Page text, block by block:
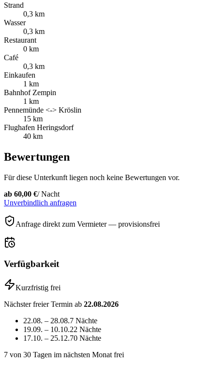
Strand
0,3 km
Wasser
0,3 km
Restaurant
0 km
Café
0,3 km
Einkaufen
1 km
Bahnhof Zempin
1 km
Pennemünde <-> Kröslin
15 km
Flughafen Heringsdorf
40 km
Bewertungen
Für diese Unterkunft liegen noch keine Bewertungen vor.
ab 60,00 €/ Nacht
Unverbindlich anfragen
Anfrage direkt zum Vermieter — provisionsfrei
Verfügbarkeit
Kurzfristig frei
Nächster freier Termin ab 22.08.2026
22.08. – 28.08.7 Nächte
19.09. – 10.10.22 Nächte
17.10. – 25.12.70 Nächte
7 von 30 Tagen im nächsten Monat frei